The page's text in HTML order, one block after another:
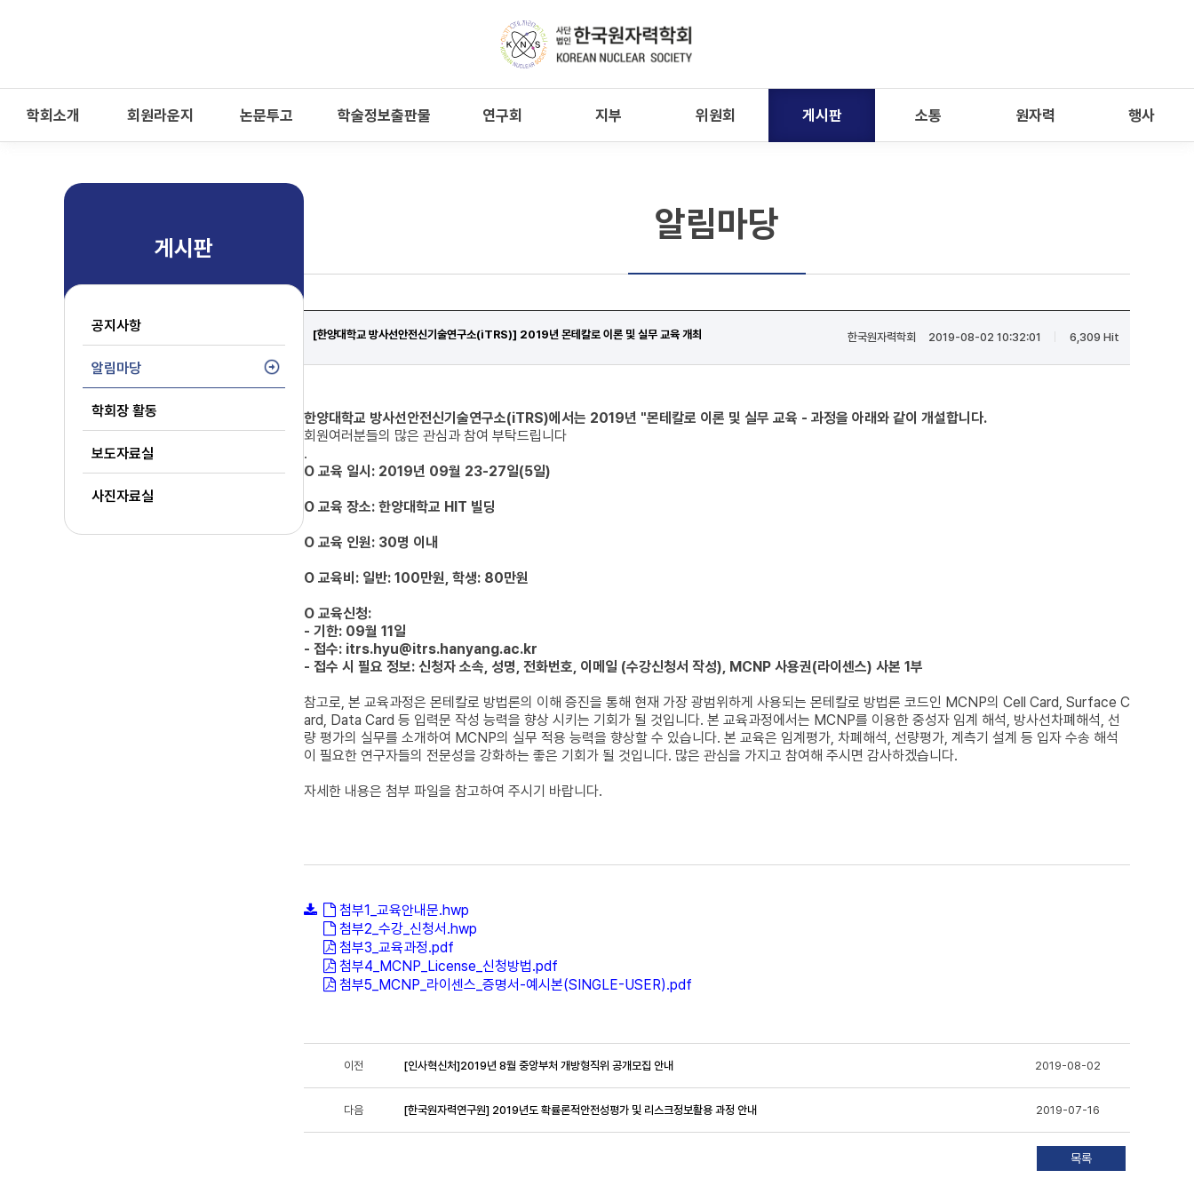
학회소개 회원라운지 논문투고 학술정보출판물 연구회 지부 위원회 게시판 소통 원자력 행사
게시판
공지사항
알림마당
학회장 활동
보도자료실
사진자료실
알림마당
[한양대학교 방사선안전신기술연구소(iTRS)] 2019년 몬테칼로 이론 및 실무 교육 개최 한국원자력학회| 2019-08-02 10:32:01 6,309 Hit
한양대학교 방사선안전신기술연구소(iTRS)에서는 2019년 "몬테칼로 이론 및 실무 교육 - 과정을 아래와 같이 개설합니다.
회원여러분들의 많은 관심과 참여 부탁드립니다
.
O 교육 일시: 2019년 09월 23-27일(5일)
O 교육 장소: 한양대학교 HIT 빌딩
O 교육 인원: 30명 이내
O 교육비: 일반: 100만원, 학생: 80만원
O 교육신청:
- 기한: 09월 11일
- 접수: itrs.hyu@itrs.hanyang.ac.kr
- 접수 시 필요 정보: 신청자 소속, 성명, 전화번호, 이메일 (수강신청서 작성), MCNP 사용권(라이센스) 사본 1부
참고로, 본 교육과정은 몬테칼로 방법론의 이해 증진을 통해 현재 가장 광범위하게 사용되는 몬테칼로 방법론 코드인 MCNP의 Cell Card, Surface C
ard, Data Card 등 입력문 작성 능력을 향상 시키는 기회가 될 것입니다. 본 교육과정에서는 MCNP를 이용한 중성자 임계 해석, 방사선차폐해석, 선
량 평가의 실무를 소개하여 MCNP의 실무 적용 능력을 향상할 수 있습니다. 본 교육은 임계평가, 차폐해석, 선량평가, 계측기 설계 등 입자 수송 해석
이 필요한 연구자들의 전문성을 강화하는 좋은 기회가 될 것입니다. 많은 관심을 가지고 참여해 주시면 감사하겠습니다.
자세한 내용은 첨부 파일을 참고하여 주시기 바랍니다.
첨부1_교육안내문.hwp
첨부2_수강_신청서.hwp
첨부3_교육과정.pdf
첨부4_MCNP_License_신청방법.pdf
첨부5_MCNP_라이센스_증명서-예시본(SINGLE-USER).pdf
이전 [인사혁신처]2019년 8월 중앙부처 개방형직위 공개모집 안내 2019-08-02
다음 [한국원자력연구원] 2019년도 확률론적안전성평가 및 리스크정보활용 과정 안내 2019-07-16